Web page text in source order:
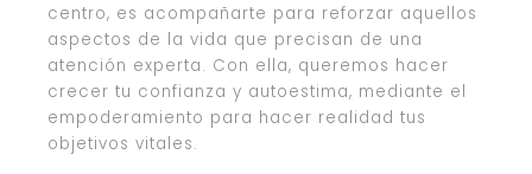
centro, es acompañarte para reforzar aquellos
aspectos de la vida que precisan de una
atención experta. Con ella, queremos hacer
crecer tu confianza y autoestima, mediante el
empoderamiento para hacer realidad tus
objetivos vitales.